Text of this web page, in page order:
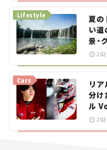
夏の
い道
景・
暑に
Lifestyle
リ
分け
ル
戦
Cars